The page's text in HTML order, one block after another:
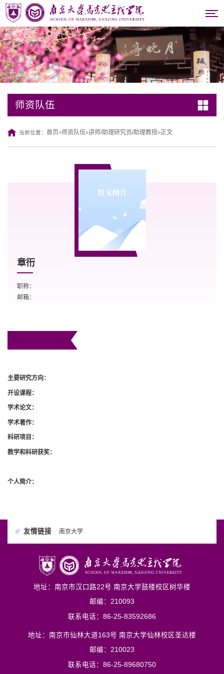
师资队伍
当前位置： 首页>师资队伍>讲师/助理研究员/助理教授>正文
章衎
职称：
邮箱：
主要研究方向：
开设课程：
学术论文：
学术著作：
科研项目：
教学和科研获奖：
个人简介：
友情链接 南京大学
地址：南京市汉口路22号 南京大学鼓楼校区树华楼
邮编：210093
联系电话：86-25-83592686
地址：南京市仙林大道163号 南京大学仙林校区圣达楼
邮编：210023
联系电话：86-25-89680750